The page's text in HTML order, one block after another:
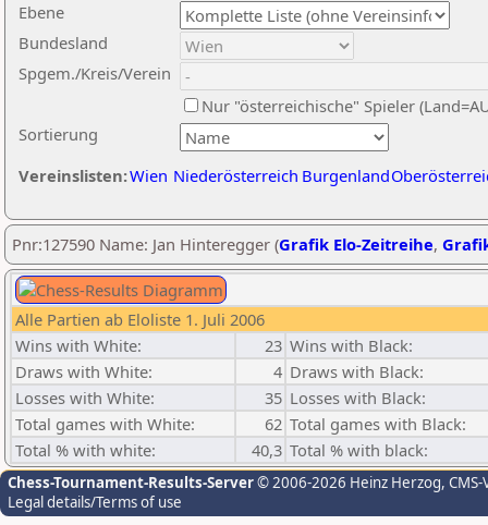
Ebene
Sortierung
Bundesland
Spgem./Kreis/Verein
Nur "österreichische" Spieler
Vereinslisten:Wien Niederösterreich Burgenland
Pnr:127590 Name: Jan Hinteregger (Grafik Elo-Zeitreihe,
Alle Partien ab Eloliste 1. Juli 2006
Wins with White:
23 Wins with Black:
Draws with White:
4 Draws with Black:
Losses with White:
35 Losses with Black:
Total games with White:
62 Total games with Black:
Total % with white:
40,3 Total % with black:
Chess-Tournament-Results-Server© 2006-2026 Heinz Herzog,
Legal details/Terms of use